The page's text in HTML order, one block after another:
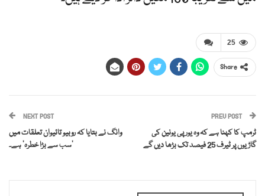
25
Share
PREV POST
ٹرمپ کا کہنا ہے کہ وہ یورپی یونین کی
گاڑیوں پر ٹیرف 25 فیصد تک بڑھا دیں گے
NEXT POST
وانگ نے بتایا کہ روبیو تائیوان تعلقات میں
‘سب سے بڑا خطرہ’ ہے۔